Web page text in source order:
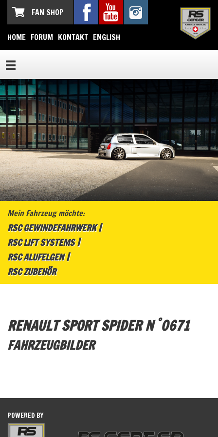
FAN SHOP
HOME FORUM KONTAKT ENGLISH
Mein Fahrzeug möchte:
RSC GEWINDEFAHRWERK
RSC LIFT SYSTEMS
RSC ALUFELGEN
RSC ZUBEHÖR
RENAULT SPORT SPIDER N°0671
FAHRZEUGBILDER
POWERED BY